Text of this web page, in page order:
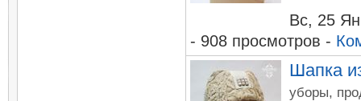
Вc, 25
- 908 просмотров -
Шапка
уборы,